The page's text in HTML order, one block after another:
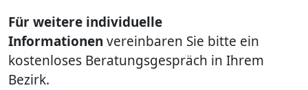
Für weitere individuelle
Informationen vereinbaren Sie bitte ein
kostenloses Beratungsgespräch in Ihrem
Bezirk.